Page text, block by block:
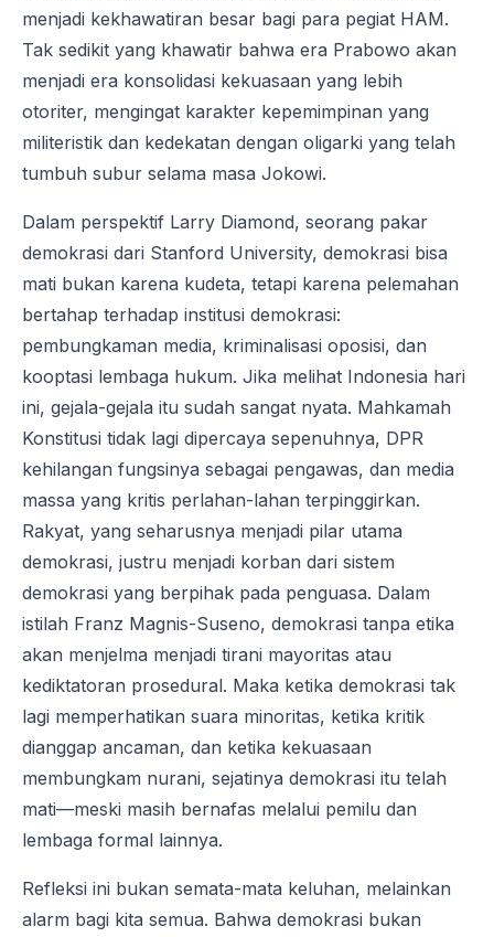
menjadi kekhawatiran besar bagi para pegiat HAM.
Tak sedikit yang khawatir bahwa era Prabowo akan
menjadi era konsolidasi kekuasaan yang lebih
otoriter, mengingat karakter kepemimpinan yang
militeristik dan kedekatan dengan oligarki yang telah
tumbuh subur selama masa Jokowi.
Dalam perspektif Larry Diamond, seorang pakar
demokrasi dari Stanford University, demokrasi bisa
mati bukan karena kudeta, tetapi karena pelemahan
bertahap terhadap institusi demokrasi:
pembungkaman media, kriminalisasi oposisi, dan
kooptasi lembaga hukum. Jika melihat Indonesia hari
ini, gejala-gejala itu sudah sangat nyata. Mahkamah
Konstitusi tidak lagi dipercaya sepenuhnya, DPR
kehilangan fungsinya sebagai pengawas, dan media
massa yang kritis perlahan-lahan terpinggirkan.
Rakyat, yang seharusnya menjadi pilar utama
demokrasi, justru menjadi korban dari sistem
demokrasi yang berpihak pada penguasa. Dalam
istilah Franz Magnis-Suseno, demokrasi tanpa etika
akan menjelma menjadi tirani mayoritas atau
kediktatoran prosedural. Maka ketika demokrasi tak
lagi memperhatikan suara minoritas, ketika kritik
dianggap ancaman, dan ketika kekuasaan
membungkam nurani, sejatinya demokrasi itu telah
mati—meski masih bernafas melalui pemilu dan
lembaga formal lainnya.
Refleksi ini bukan semata-mata keluhan, melainkan
alarm bagi kita semua. Bahwa demokrasi bukan